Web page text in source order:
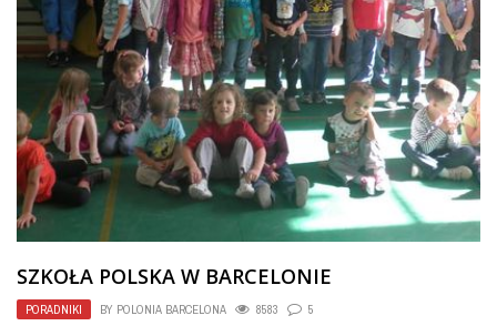
SZKOŁA POLSKA W BARCELONIE
PORADNIKI BY POLONIA BARCELONA 8583 5